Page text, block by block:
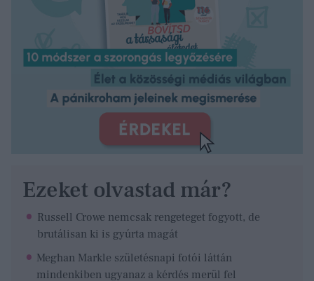
Ezeket olvastad már?
Russell Crowe nemcsak rengeteget fogyott, de
brutálisan ki is gyúrta magát
Meghan Markle születésnapi fotói láttán
mindenkiben ugyanaz a kérdés merül fel